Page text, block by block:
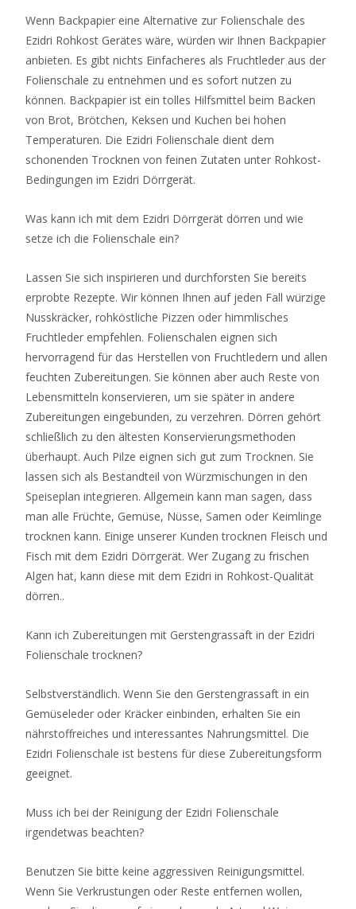
Wenn Backpapier eine Alternative zur Folienschale des
Ezidri Rohkost Gerätes wäre, würden wir Ihnen Backpapier
anbieten. Es gibt nichts Einfacheres als Fruchtleder aus der
Folienschale zu entnehmen und es sofort nutzen zu
können. Backpapier ist ein tolles Hilfsmittel beim Backen
von Brot, Brötchen, Keksen und Kuchen bei hohen
Temperaturen. Die Ezidri Folienschale dient dem
schonenden Trocknen von feinen Zutaten unter Rohkost-
Bedingungen im Ezidri Dörrgerät.
Was kann ich mit dem Ezidri Dörrgerät dörren und wie
setze ich die Folienschale ein?
Lassen Sie sich inspirieren und durchforsten Sie bereits
erprobte Rezepte. Wir können Ihnen auf jeden Fall würzige
Nusskräcker, rohköstliche Pizzen oder himmlisches
Fruchtleder empfehlen. Folienschalen eignen sich
hervorragend für das Herstellen von Fruchtledern und allen
feuchten Zubereitungen. Sie können aber auch Reste von
Lebensmitteln konservieren, um sie später in andere
Zubereitungen eingebunden, zu verzehren. Dörren gehört
schließlich zu den ältesten Konservierungsmethoden
überhaupt. Auch Pilze eignen sich gut zum Trocknen. Sie
lassen sich als Bestandteil von Würzmischungen in den
Speiseplan integrieren. Allgemein kann man sagen, dass
man alle Früchte, Gemüse, Nüsse, Samen oder Keimlinge
trocknen kann. Einige unserer Kunden trocknen Fleisch und
Fisch mit dem Ezidri Dörrgerät. Wer Zugang zu frischen
Algen hat, kann diese mit dem Ezidri in Rohkost-Qualität
dörren..
Kann ich Zubereitungen mit Gerstengrassaft in der Ezidri
Folienschale trocknen?
Selbstverständlich. Wenn Sie den Gerstengrassaft in ein
Gemüseleder oder Kräcker einbinden, erhalten Sie ein
nährstoffreiches und interessantes Nahrungsmittel. Die
Ezidri Folienschale ist bestens für diese Zubereitungsform
geeignet.
Muss ich bei der Reinigung der Ezidri Folienschale
irgendetwas beachten?
Benutzen Sie bitte keine aggressiven Reinigungsmittel.
Wenn Sie Verkrustungen oder Reste entfernen wollen,